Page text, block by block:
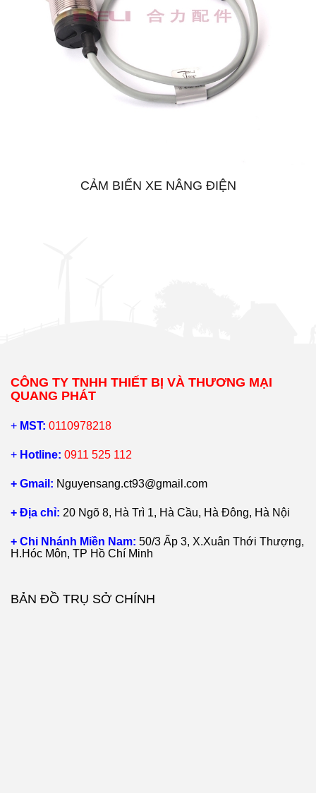
CẢM BIẾN XE NÂNG ĐIỆN
CÔNG TY TNHH THIẾT BỊ VÀ THƯƠNG MẠI
QUANG PHÁT
+ MST: 0110978218
+ Hotline: 0911 525 112
+ Gmail: Nguyensang.ct93@gmail.com
+ Địa chỉ: 20 Ngõ 8, Hà Trì 1, Hà Cầu, Hà Đông, Hà Nội
+ Chi Nhánh Miền Nam: 50/3 Ấp 3, X.Xuân Thới Thượng,
H.Hóc Môn, TP Hồ Chí Minh
BẢN ĐỒ TRỤ SỞ CHÍNH